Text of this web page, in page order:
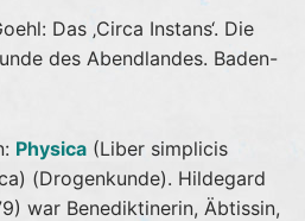
Das ‚Circa Instans‘. Die
des Abendlandes. Baden-
Physica (Liber simplicis
(Drogenkunde). Hildegard
war Benediktinerin, Äbtissin,